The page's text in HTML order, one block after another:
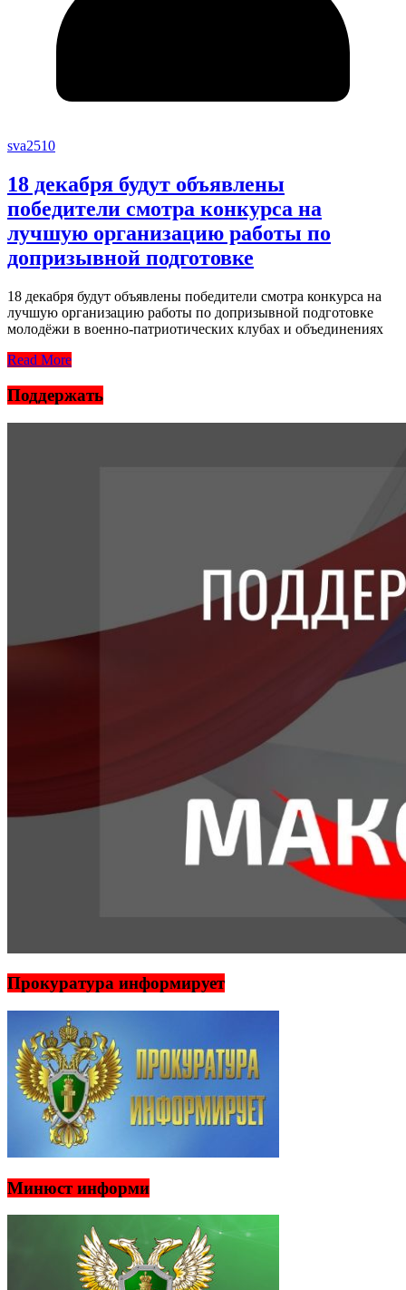
sva2510
18 декабря будут объявлены
победители смотра конкурса на
лучшую организацию работы по
допризывной подготовке
18 декабря будут объявлены победители смотра конкурса на
лучшую организацию работы по допризывной подготовке
молодёжи в военно-патриотических клубах и объединениях
Read More
Поддержать
Прокуратура информирует
Минюст информи